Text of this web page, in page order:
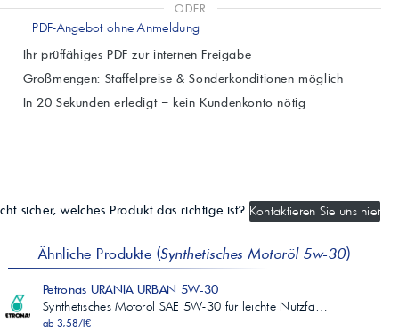
ODER
PDF-Angebot ohne Anmeldung
Ihr prüffähiges PDF zur internen Freigabe
Großmengen: Staffelpreise & Sonderkonditionen möglich
In 20 Sekunden erledigt – kein Kundenkonto nötig
sicher, welches Produkt das richtige ist? Kontaktieren Sie uns hier
Ähnliche Produkte (Synthetisches Motoröl 5w-30)
Petronas URANIA URBAN 5W-30
Synthetisches Motoröl SAE 5W-30 für leichte Nutzfa…
ab 3,58/l€